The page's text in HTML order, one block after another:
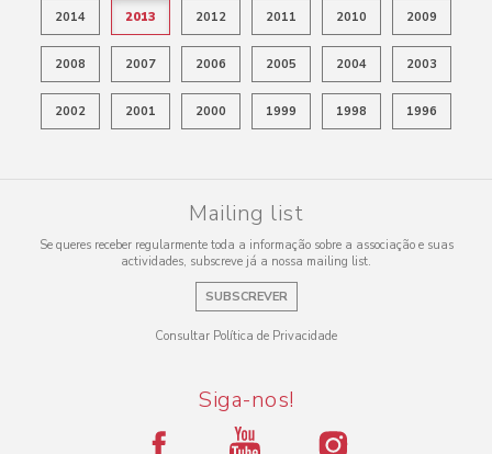
2014 2013 2012 2011 2010 2009
2008 2007 2006 2005 2004 2003
2002 2001 2000 1999 1998 1996
Mailing list
Se queres receber regularmente toda a informação sobre a associação e suas
actividades, subscreve já a nossa mailing list.
SUBSCREVER
Consultar Política de Privacidade
Siga-nos!